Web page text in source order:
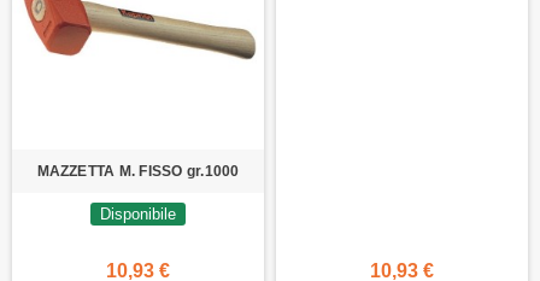
MAZZETTA M. FISSO gr.1000
Disponibile
10,93 € 10,93 €